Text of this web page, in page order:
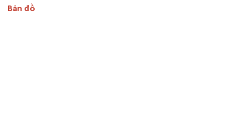
Bản đồ